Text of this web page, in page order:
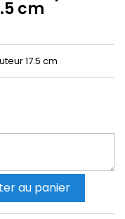
cm
17.5 cm
au panier